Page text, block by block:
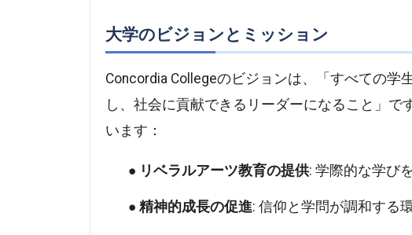
大学のビジョンとミッション
Concordia Collegeのビジョンは、「すべての学
し、社会に貢献できるリーダーになること」で
います：
リベラルアーツ教育の提供: 学際的な学び
精神的成長の促進: 信仰と学問が調和する